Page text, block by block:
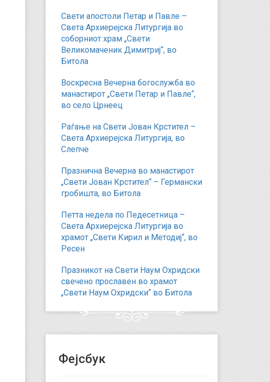
Свети апостоли Петар и Павле –
Света Архиерејска Литургија во
соборниот храм „Свети
Великомаченик Димитриј“, во
Битола
Воскресна Вечерна богослужба во
манастирот „Свети Петар и Павле“,
во село Црнеец
Раѓање на Свети Јован Крстител –
Света Архиерејска Литургија, во
Слепче
Празнична Вечерна во манастирот
„Свети Јован Крстител“ – Германски
гробишта, во Битола
Петта недела по Педесетница –
Света Архиерејска Литургија во
храмот „Свети Кирил и Методиј“, во
Ресен
Празникот на Свети Наум Охридски
свечено прославен во храмот
„Свети Наум Охридски“ во Битола
Фејсбук